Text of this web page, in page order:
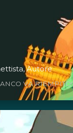
Autore
VA RIEMPITO!